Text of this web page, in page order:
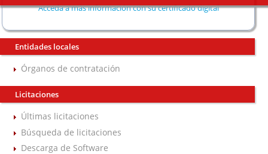
Acceda a más información con su certificado digital
Entidades locales
Órganos de contratación
Licitaciones
Últimas licitaciones
Búsqueda de licitaciones
Descarga de Software